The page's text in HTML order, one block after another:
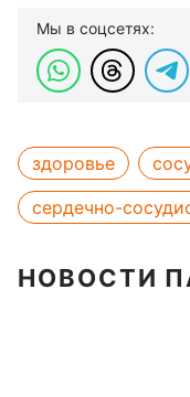
Мы в соцсетях:
здоровье
сердечно-
НОВОСТИ